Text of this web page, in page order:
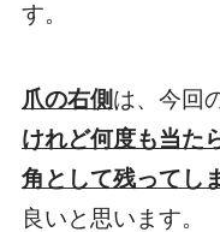
す。
爪の右側は、今回
けれど何度も当た
角として残ってし
良いと思います。